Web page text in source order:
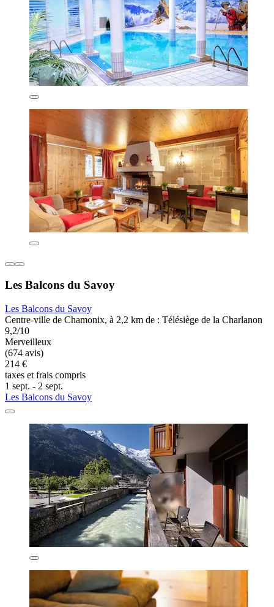
Les Balcons du Savoy
Les Balcons du Savoy
Centre-ville de Chamonix, à 2,2 km de : Télésiège de la Charlanon
9,2/10
Merveilleux
(674 avis)
214 €
taxes et frais compris
1 sept. - 2 sept.
Les Balcons du Savoy